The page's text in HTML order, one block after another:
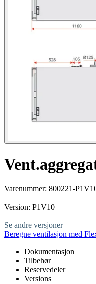
Varenummer: 800221-
|
Version: P1V10
|
Se andre versjoner
Beregne ventilasjon med
Dokumentasjon
Tilbehør
Reservedeler
Versions